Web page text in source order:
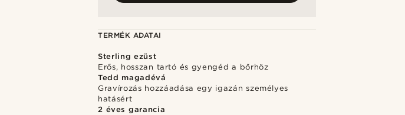
TERMÉK ADATAI
Sterling ezüst
Erős, hosszan tartó és gyengéd a bőrhöz
Tedd magadévá
Gravírozás hozzáadása egy igazán személyes
hatásért
2 éves garancia